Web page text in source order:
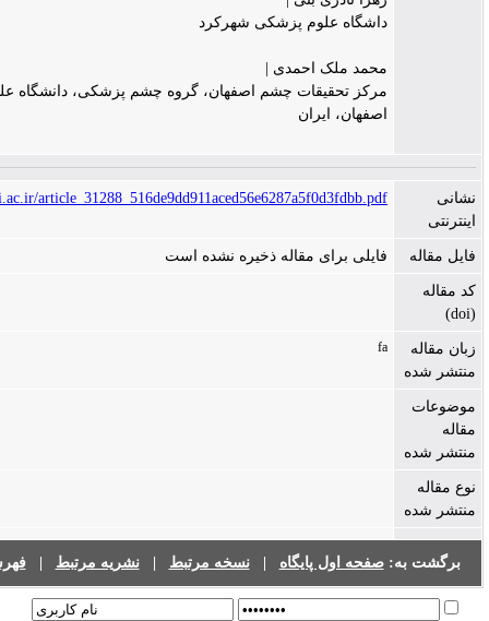
داشگاه علوم پزشکی شهرکرد
محمد ملک احمدی |
مرکز تحقیقات چشم اصفهان، گروه چشم پزشکی، دانشگاه علوم پزشکی،
https://jims.mui.ac.ir/article_31288_516de9dd911aced56e6287a5f0d3fdbb.pdf
فایلی برای مقاله ذخیره نشده است
صفحه اول پایگاه|نسخه مرتبط |نشریه مرتبط |فهرست نشریات